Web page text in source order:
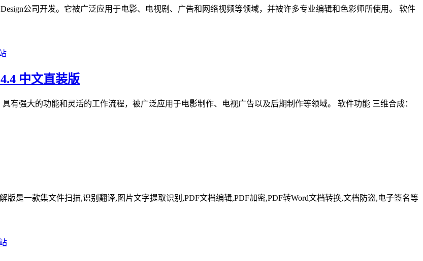
公司开发。它被广泛应用于电影、电视剧、广告和网络视频等领域，并被许多专业编辑和色彩师所使用。 软件
中文直装版
有强大的功能和灵活的工作流程，被广泛应用于电影制作、电视广告以及后期制作等领域。 软件功能 三维合成：
版是一款集文件扫描,识别翻译,图片文字提取识别,PDF文档编辑,PDF加密,PDF转Word文档转换,文档防盗,电子签名等